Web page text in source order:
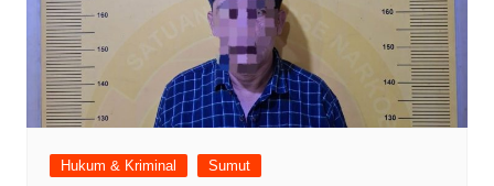
Hukum & Kriminal Sumut